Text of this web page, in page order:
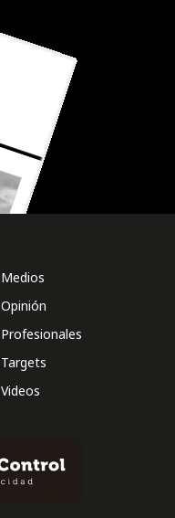
Medios
Opinión
Profesionales
Targets
Videos